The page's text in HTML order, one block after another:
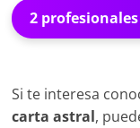
2
Si te interesa
carta astral,